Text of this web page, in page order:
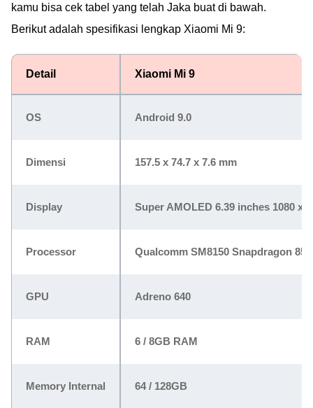
kamu bisa cek tabel yang telah Jaka buat di bawah.
Berikut adalah spesifikasi lengkap Xiaomi Mi 9:
Detail Xiaomi Mi 9
OS Android 9.0
Dimensi 157.5 x 74.7 x 7.6 mm
Display Super AMOLED 6.39 inches 1080 x
Processor Qualcomm SM8150 Snapdragon
GPU Adreno 640
RAM 6 / 8GB RAM
Memory Internal 64 / 128GB